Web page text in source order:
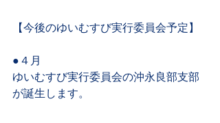
【今後のゆいむすび実行委員会予定】
●４月
ゆいむすび実行委員会の沖永良部支部
が誕生します。